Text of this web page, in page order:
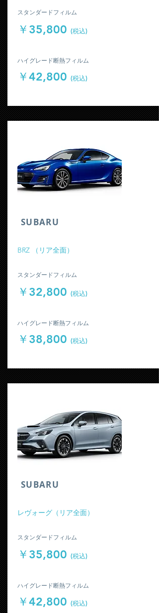
​スタンダードフィルム
￥35,800 (税込)
​ハイグレード断熱フィルム
￥42,800 (税込)
​SUBARU
​BRZ （リア全面）
​スタンダードフィルム
￥32,800 (税込)
​ハイグレード断熱フィルム
￥38,800 (税込)
​SUBARU
​レヴォーグ（リア全面）
​スタンダードフィルム
￥35,800 (税込)
​ハイグレード断熱フィルム
￥42,800 (税込)